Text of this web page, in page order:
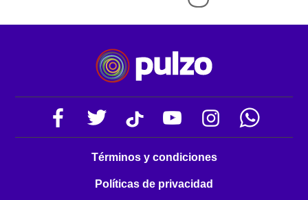
Términos y condiciones
Políticas de privacidad